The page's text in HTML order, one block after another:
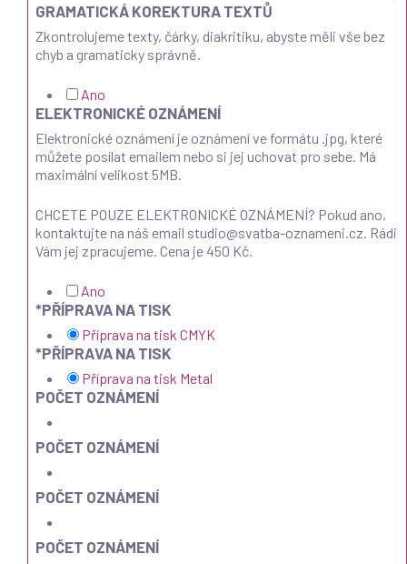
GRAMATICKÁ KOREKTURA TEXTŮ
Zkontrolujeme texty, čárky, diakritiku, abyste měli vše bez
chyb a gramaticky správně.
Ano
ELEKTRONICKÉ OZNÁMENÍ
Elektronické oznámení je oznámení ve formátu .jpg, které
můžete posílat emailem nebo si jej uchovat pro sebe. Má
maximální velikost 5MB.
CHCETE POUZE ELEKTRONICKÉ OZNÁMENÍ? Pokud ano,
kontaktujte na náš email studio@svatba-oznameni.cz. Rádi
Vám jej zpracujeme. Cena je 450 Kč.
Ano
*PŘÍPRAVA NA TISK
Příprava na tisk CMYK
*PŘÍPRAVA NA TISK
Příprava na tisk Metal
POČET OZNÁMENÍ
POČET OZNÁMENÍ
POČET OZNÁMENÍ
POČET OZNÁMENÍ